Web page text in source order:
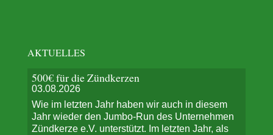
AKTUELLES
500€ für die Zündkerzen
03.08.2026
Wie im letzten Jahr haben wir auch in diesem
Jahr wieder den Jumbo-Run des Unternehmen
Zündkerze e.V. unterstützt. Im letzten Jahr, als